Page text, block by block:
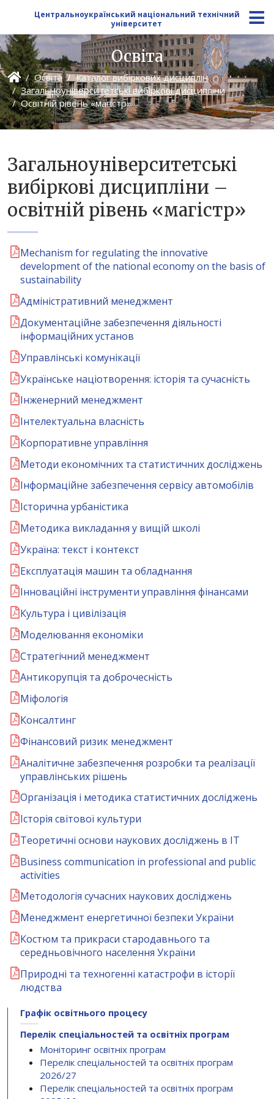
Центральноукраїнський національний технічний
університет
Освіта
Освіта
Каталог вибіркових дисциплін
Загальноуніверситетські вибіркові дисципліни
Освітній рівень «магістр»
Загальноуніверситетські
вибіркові дисципліни –
освітній рівень «магістр»
Mechanism for regulating the innovative
development of the national economy on the basis of
sustainability
Адміністративний менеджмент
Документаційне забезпечення діяльності
інформаційних установ
Управлінські комунікації
Українське націотворення: історія та сучасність
Інженерний менеджмент
Інтелектуальна власність
Корпоративне управління
Методи економічних та статистичних досліджень
Інформаційне забезпечення сервісу автомобілів
Історична урбаністика
Методика викладання у вищій школі
Україна: текст і контекст
Експлуатація машин та обладнання
Інноваційні інструменти управління фінансами
Культура і цивілізація
Моделювання економіки
Стратегічний менеджмент
Антикорупція та доброчесність
Міфологія
Консалтинг
Фінансовий ризик менеджмент
Аналітичне забезпечення розробки та реалізації
управлінських рішень
Організація і методика статистичних досліджень
Історія світової культури
Теоретичні основи наукових досліджень в ІТ
Business communication in professional and public
activities
Методологія сучасних наукових досліджень
Менеджмент енергетичної безпеки України
Костюм та прикраси стародавнього та
середньовічного населення України
Природні та техногенні катастрофи в історії
людства
Графік освітнього процесу
Перелік спеціальностей та освітніх програм
Моніторинг освітніх програм
Перелік спеціальностей та освітніх програм
2026/27
Перелік спеціальностей та освітніх програм